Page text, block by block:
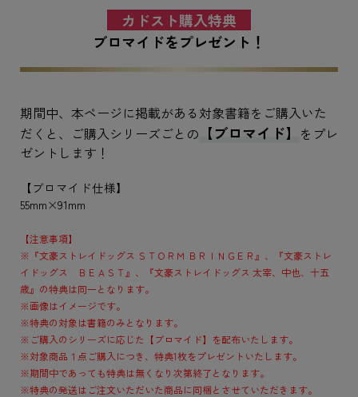
カドスト購入特典
ブロマイドをプレゼント！
期間中、本ページに掲載がある対象書籍をご購入いた
だくと、ご購入シリーズごとの 【ブロマイド】 をプレ
ゼントします！
【ブロマイド仕様】
55mm×91mm
【注意事項】
※『文豪ストレイドッグス ＳＴＯＲＭ ＢＲＩＮＧＥＲ』、『文豪ストレ
イドッグス ＢＥＡＳＴ』、『文豪ストレイドッグス 太宰、中也、十五
歳』の特典は同一となります。
※画像はイメージです。
※特典の対象は書籍のみとなります。
※ご購入のシリーズに応じた【ブロマイド】を配布いたします。
※対象商品１点ご購入につき、特典1枚をプレゼントいたします。
※期間中であっても特典は無くなり次第終了となります。
※特典の発送はご注文いただいた商品に同梱とさせていただきます。